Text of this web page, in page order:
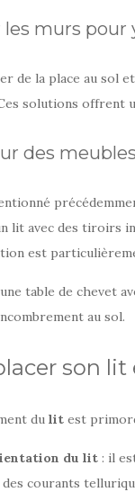
murs pour
de la place au sol
solutions offrent
des
lit avec des tiroirs
est
table de chevet
au sol.
son
du lit est
du lit : il
des courants